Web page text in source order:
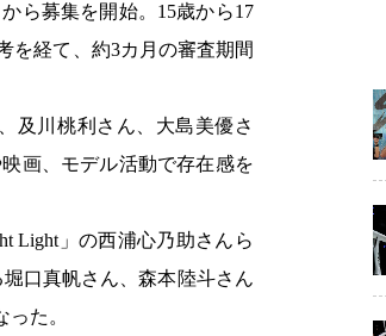
ら募集を開始。15歳から17
を経て、約3カ月の審査期間
及川桃利さん、大島美優さ
画、モデル活動で存在感を
Light」の西浦心乃助さんら
口真帆さん、森本陸斗さん
た。